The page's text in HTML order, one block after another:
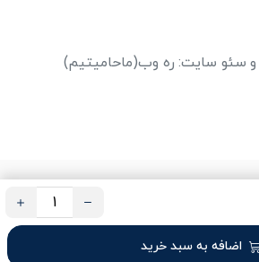
اضافه به سبد خرید
و سئو سایت: ره وب(ماحامیتیم)